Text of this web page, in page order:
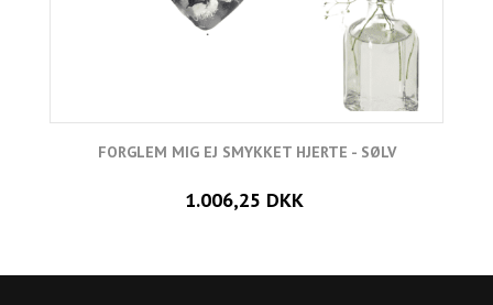
FORGLEM MIG EJ SMYKKET HJERTE - SØLV
1.006,25 DKK